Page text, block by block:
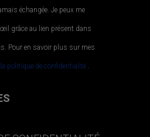
échangée. Je peux me
grâce au lien présent dans
Pour en savoir plus sur mes
la politique de confidentialité..